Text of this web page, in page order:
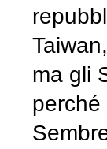
ma gli
perché